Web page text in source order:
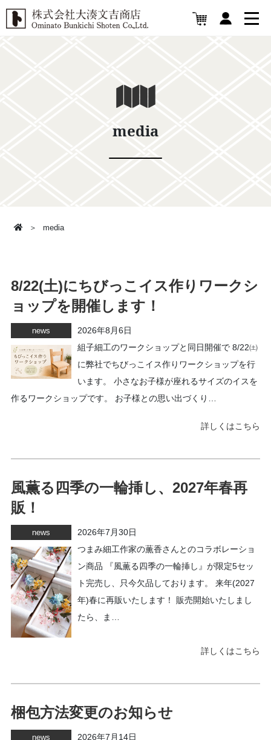
media
media
8/22(土)にちびっこイス作りワークシ
ョップを開催します！
news
2026年8月6日
組子細工のワークショップと同日開催で 8/22㈯
に弊社でちびっこイス作りワークショップを行
います。 小さなお子様が座れるサイズのイスを
作るワークショップです。 お子様との思い出づくり…
詳しくはこちら
風薫る四季の一輪挿し、2027年春再
販！
news
2026年7月30日
つまみ細工作家の薫香さんとのコラボレーショ
ン商品 『風薫る四季の一輪挿し』が限定5セッ
ト完売し、只今欠品しております。 来年(2027
年)春に再販いたします！ 販売開始いたしまし
たら、ま…
詳しくはこちら
梱包方法変更のお知らせ
news
2026年7月14日